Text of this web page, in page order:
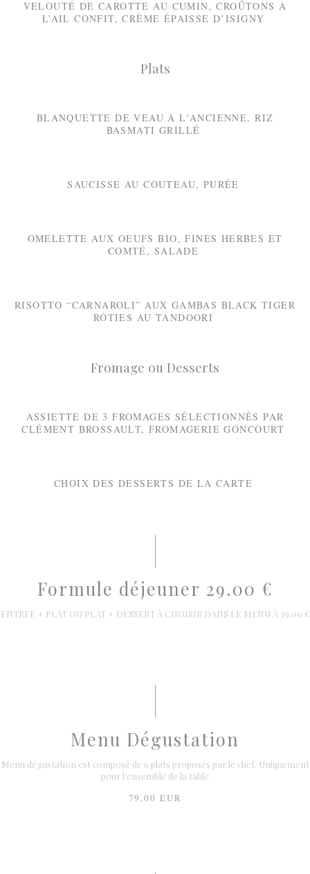
VELOUTÉ DE CAROTTE AU CUMIN, CROÛTONS À
L’AIL CONFIT, CRÈME ÉPAISSE D’ISIGNY
Plats
BLANQUETTE DE VEAU À L'ANCIENNE, RIZ
BASMATI GRILLÉ
SAUCISSE AU COUTEAU, PURÉE
OMELETTE AUX OEUFS BIO, FINES HERBES ET
COMTÉ, SALADE
RISOTTO “CARNAROLI” AUX GAMBAS BLACK TIGER
RÔTIES AU TANDOORI
Fromage ou Desserts
ASSIETTE DE 3 FROMAGES SÉLECTIONNÉS PAR
CLÉMENT BROSSAULT, FROMAGERIE GONCOURT
CHOIX DES DESSERTS DE LA CARTE
Formule déjeuner 29.00 €
ENTREE + PLAT OU PLAT + DESSERT À CHOISIR DANS LE MENU À 39.00 €
Menu Dégustation
Menu dégustation est composé de 6 plats proposés par le chef. Uniquement
pour l’ensemble de la table
79,00 EUR